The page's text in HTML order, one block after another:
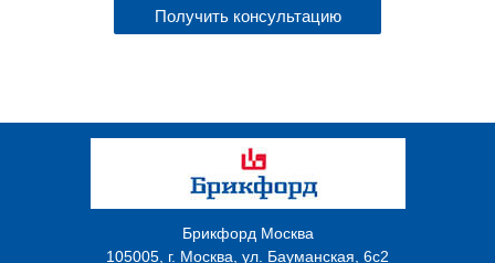
Брикфорд Москва
105005 г. Москва ул. Бауманская, 6с2